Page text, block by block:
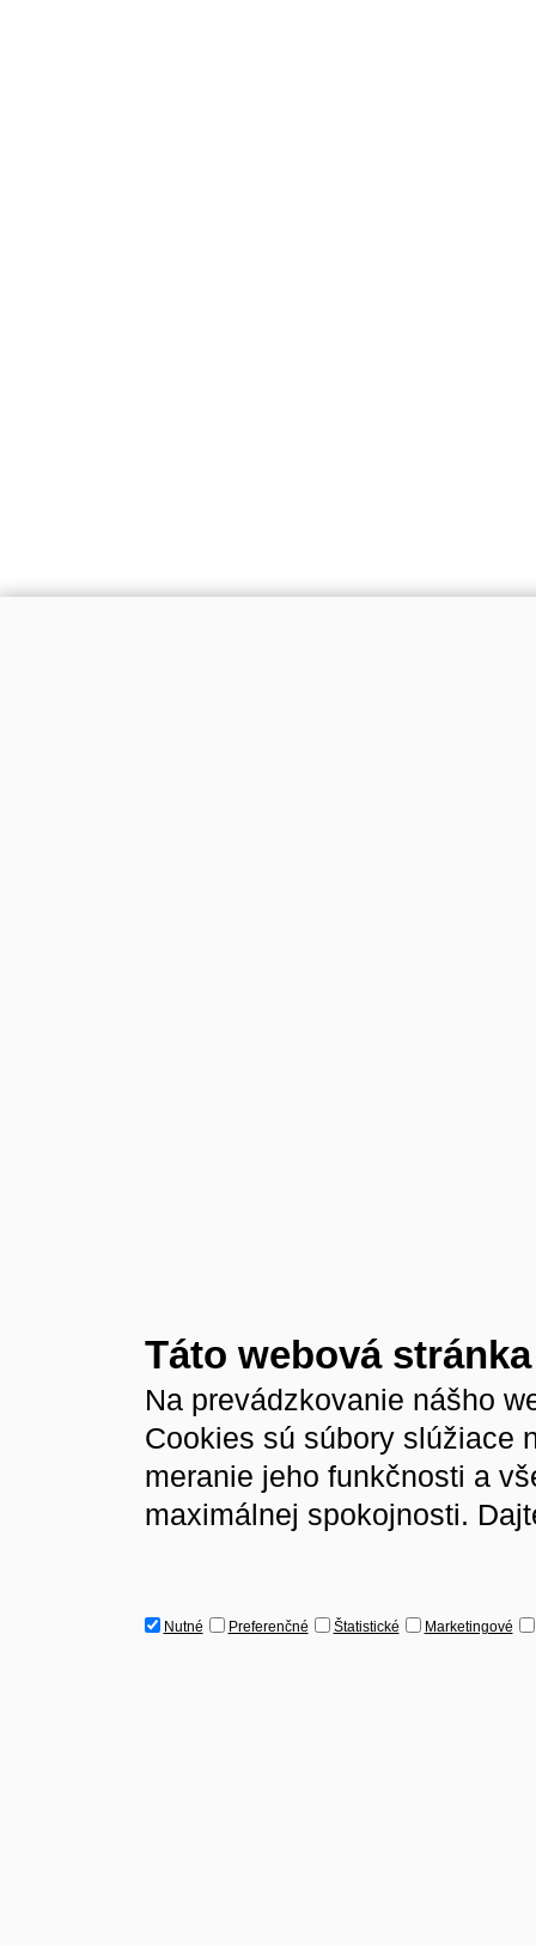
Táto webová
Na prevádzkovanie nášho
Cookies sú súbory slúžiace
meranie jeho funkčnosti a
maximálnej spokojnosti.
Nutné Preferenčné Štatistické Marketingové